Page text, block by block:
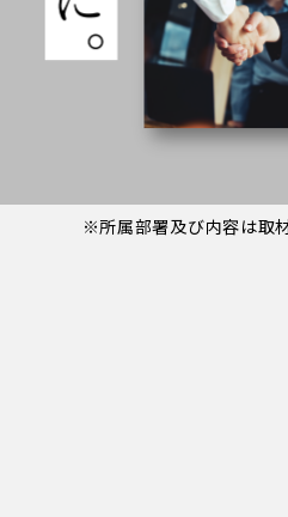
※所属部署及び内容は取